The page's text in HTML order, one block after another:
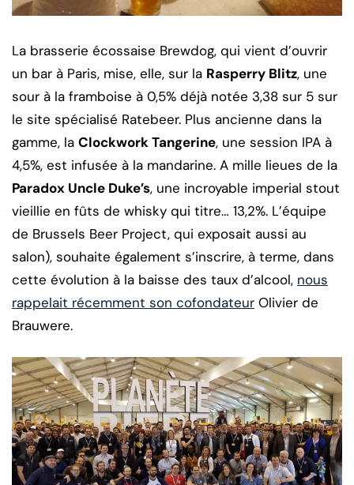
La brasserie écossaise Brewdog, qui vient d’ouvrir
un bar à Paris, mise, elle, sur la Rasperry Blitz, une
sour à la framboise à 0,5% déjà notée 3,38 sur 5 sur
le site spécialisé Ratebeer. Plus ancienne dans la
gamme, la Clockwork Tangerine, une session IPA à
4,5%, est infusée à la mandarine. A mille lieues de la
Paradox Uncle Duke’s, une incroyable imperial stout
vieillie en fûts de whisky qui titre… 13,2%. L’équipe
de Brussels Beer Project, qui exposait aussi au
salon), souhaite également s’inscrire, à terme, dans
cette évolution à la baisse des taux d’alcool, nous
rappelait récemment son cofondateur Olivier de
Brauwere.